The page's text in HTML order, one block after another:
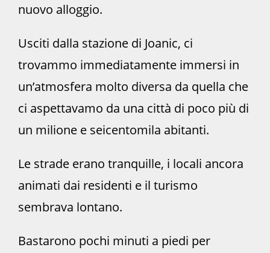
nuovo alloggio.
Usciti dalla stazione di Joanic, ci
trovammo immediatamente immersi in
un’atmosfera molto diversa da quella che
ci aspettavamo da una città di poco più di
un milione e seicentomila abitanti.
Le strade erano tranquille, i locali ancora
animati dai residenti e il turismo
sembrava lontano.
Bastarono pochi minuti a piedi per